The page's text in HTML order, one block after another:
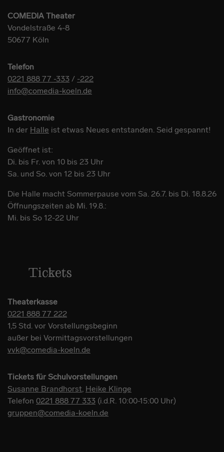
COMEDIA Theater
Vondelstraße 4-8
50677 Köln
Telefon
0221 888 77 -333 / -222
info@comedia-koeln.de
Gastronomie
In der Halle ist etwas Neues entstanden. Seid gespannt!
Geöffnet ist:
Di. bis Fr. von 10 bis 23 Uhr
Sa. und So. von 12 bis 23 Uhr
Die Halle macht Sommerpause vom Sa. 26.7. bis Di. 18.8.26
Öffnungszeiten ab Mi. 19.8.:
Mi. bis So 12-22 Uhr
Tickets
Theaterkasse
0221 888 77 222
1,5 Std. vor Vorstellungsbeginn
außer bei Vormittagsvorstellungen
vvk@comedia-koeln.de
Tickets für Schulvorstellungen
Susanne Brandhorst Heike Klinge
Telefon 0221 888 77 333 (i.d.R. 10:00-15:00 Uhr)
gruppen@comedia-koeln.de